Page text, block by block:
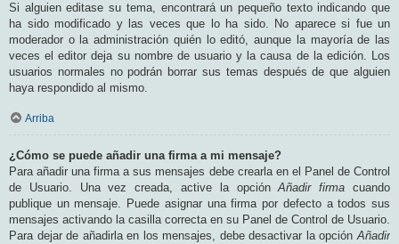
Si alguien editase su tema, encontrará un pequeño texto indicando que
ha sido modificado y las veces que lo ha sido. No aparece si fue un
moderador o la administración quién lo editó, aunque la mayoría de las
veces el editor deja su nombre de usuario y la causa de la edición. Los
usuarios normales no podrán borrar sus temas después de que alguien
haya respondido al mismo.
Arriba
¿Cómo se puede añadir una firma a mi mensaje?
Para añadir una firma a sus mensajes debe crearla en el Panel de Control
de Usuario. Una vez creada, active la opciónAñadir firma cuando
publique un mensaje. Puede asignar una firma por defecto a todos sus
mensajes activando la casilla correcta en su Panel de Control de Usuario.
Para dejar de añadirla en los mensajes, debe desactivar la opciónAñadir